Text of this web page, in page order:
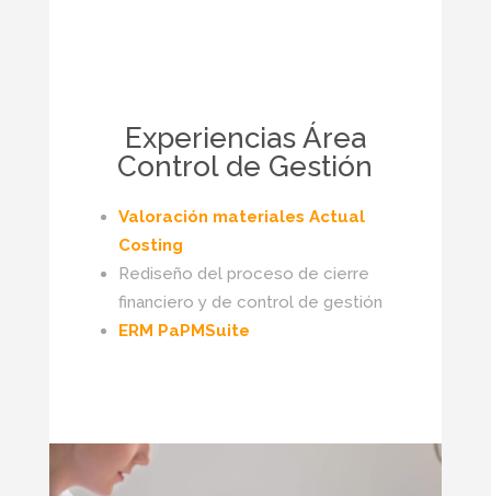
Experiencias Área
Control de Gestión
Valoración materiales Actual
Costing
Rediseño del proceso de cierre
financiero y de control de gestión
ERM PaPMSuite